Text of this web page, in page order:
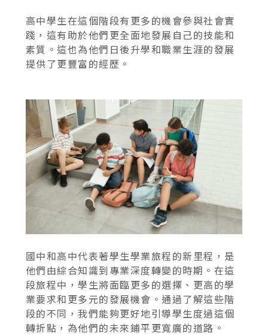
高中學生在這個階段有更多的機會參與社會實
踐，這有助於他們更全面地發展自己的技能和
素質。這也為他們日後升學和職業生涯的發展
提供了更豐富的經歷。
國中和高中代表著學生學業旅程的新里程，是
他們由綜合知識到專業深度轉變的時期。在這
段旅程中，學生將面臨更多的選擇、更高的學
業要求和更多元的發展機會。通過了解這些階
段的不同，我們能夠更好地引導學生度過這個
轉折點，為他們的未來鋪平更寬廣的道路。